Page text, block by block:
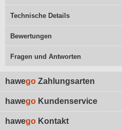
Technische Details
Bewertungen
Fragen und Antworten
hawego Zahlungsarten
hawego Kundenservice
hawego Kontakt